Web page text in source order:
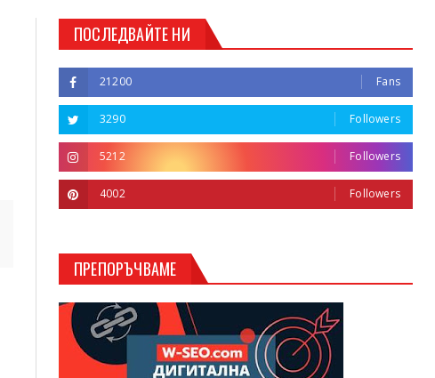
ПОСЛЕДВАЙТЕ НИ
21200 Fans
3290 Followers
5212 Followers
4002 Followers
ПРЕПОРЪЧВАМЕ